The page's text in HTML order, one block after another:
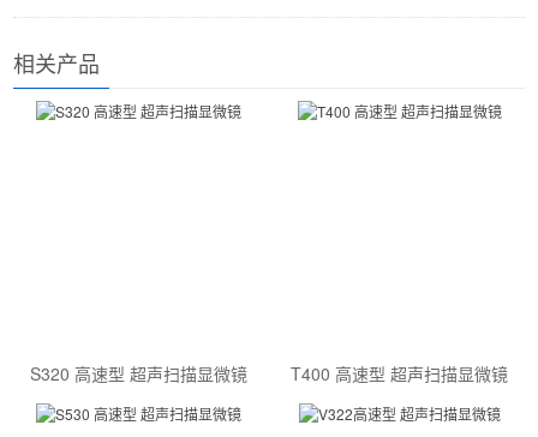
相关产品
S320 高速型 超声扫描显微镜 T400 高速型 超声扫描显微镜